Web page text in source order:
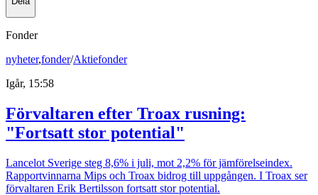
Fonder
nyheter,fonder/Aktiefonder
Igår, 15:58
Förvaltaren efter Troax rusning:
"Fortsatt stor potential"
Lancelot Sverige steg 8,6% i juli, mot 2,2% för jämförelseindex.
Rapportvinnarna Mips och Troax bidrog till uppgången. I Troax ser
förvaltaren Erik Bertilsson fortsatt stor potential.